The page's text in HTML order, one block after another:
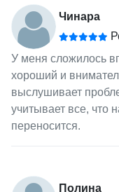
Чинара
У меня сложилось
хороший и
выслушивает
учитывает все, что
переносится.
Полина